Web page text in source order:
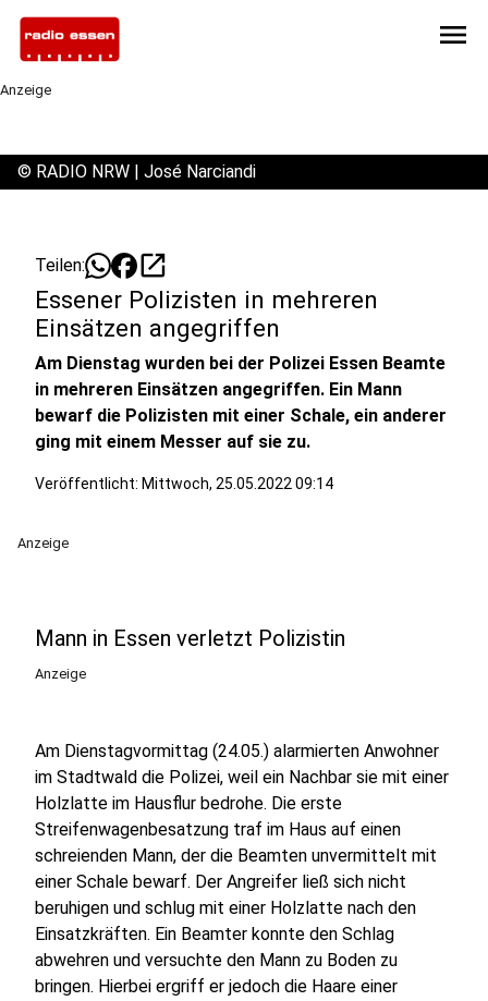
menu
Anzeige
© RADIO NRW | José Narciandi
Teilen: open_in_new
Essener Polizisten in mehreren
Einsätzen angegriffen
Am Dienstag wurden bei der Polizei Essen Beamte
in mehreren Einsätzen angegriffen. Ein Mann
bewarf die Polizisten mit einer Schale, ein anderer
ging mit einem Messer auf sie zu.
Veröffentlicht: Mittwoch, 25.05.2022 09:14
Anzeige
Mann in Essen verletzt Polizistin
Anzeige
Am Dienstagvormittag (24.05.) alarmierten Anwohner
im Stadtwald die Polizei, weil ein Nachbar sie mit einer
Holzlatte im Hausflur bedrohe. Die erste
Streifenwagenbesatzung traf im Haus auf einen
schreienden Mann, der die Beamten unvermittelt mit
einer Schale bewarf. Der Angreifer ließ sich nicht
beruhigen und schlug mit einer Holzlatte nach den
Einsatzkräften. Ein Beamter konnte den Schlag
abwehren und versuchte den Mann zu Boden zu
bringen. Hierbei ergriff er jedoch die Haare einer